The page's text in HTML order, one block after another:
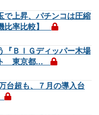
で上昇、パチンコは圧縮
比率比較】
『ＢＩＧディッパー木場
東京都...
台超も、７月の導入台